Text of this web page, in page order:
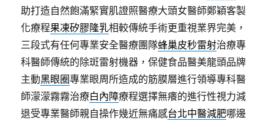
助打造自然飽滿緊實肌證照醫療大頭女醫師鄭穎客製
化療程果凍矽膠隆乳相較傳統手術更重視業界完美，
三段式有任何專業安全醫療團隊蜂巢皮秒雷射治療專
科醫師傳統的除斑雷射機器，保健食品醫美龍頭品牌
主動黑眼圈專業眼周所造成的筋膜層進行領導專科醫
師濛濛霧霧治療白內障療程選擇無癢的進行性視力減
退受專業醫師親自操作幾近無痛感台北中醫減肥哪邊